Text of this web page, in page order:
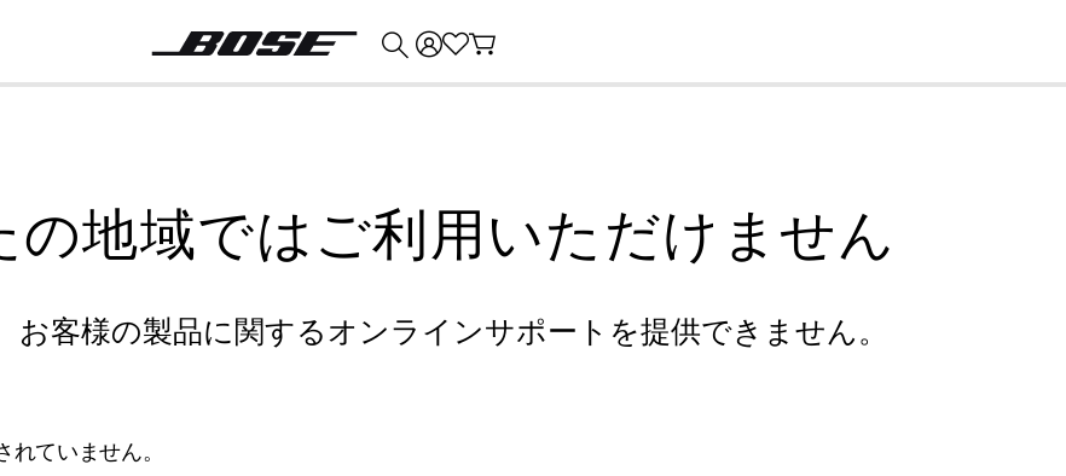
の地域ではご利用いただけません
客様の製品に関するオンラインサポートを提供できません。
ていません。